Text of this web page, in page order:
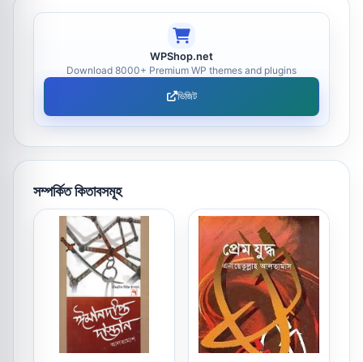
WPShop.net
Download 8000+ Premium WP themes and plugins
ভিজিট
সম্পর্কিত কিতাবসমূহ